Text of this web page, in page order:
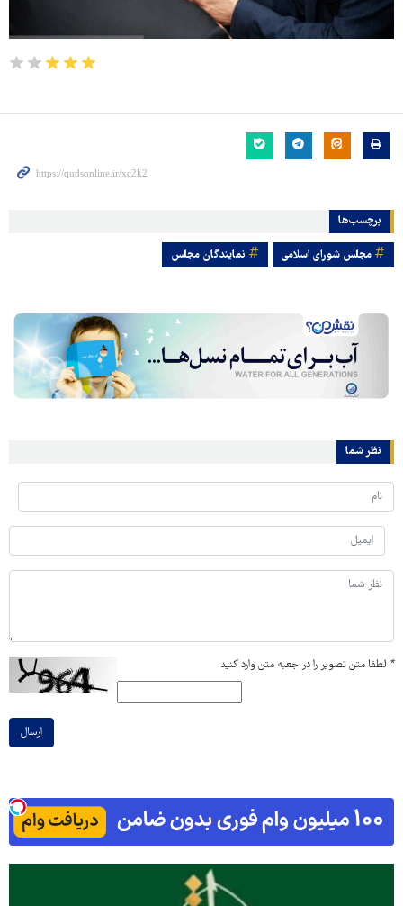
برچسب‌ها
مجلس شورای اسلامی نمایندگان مجلس
نظر شما
* لطفا متن تصویر را در جعبه متن وارد کنید
ارسال